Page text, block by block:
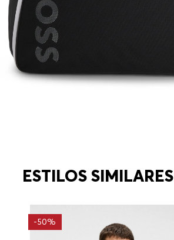
ESTILOS SIMILARES
-50%